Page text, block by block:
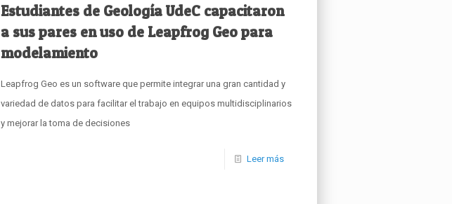
Estudiantes de Geología UdeC capacitaron
a sus pares en uso de Leapfrog Geo para
modelamiento
Leapfrog Geo es un software que permite integrar una gran cantidad y
variedad de datos para facilitar el trabajo en equipos multidisciplinarios
y mejorar la toma de decisiones
Leer más